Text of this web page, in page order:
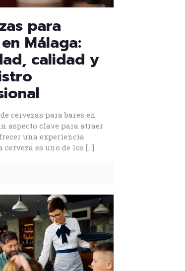
para
Málaga:
calidad y
cervezas para bares en
aspecto clave para atraer
una experiencia
cerveza es uno de los […]